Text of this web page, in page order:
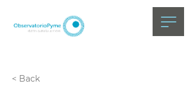
< Back